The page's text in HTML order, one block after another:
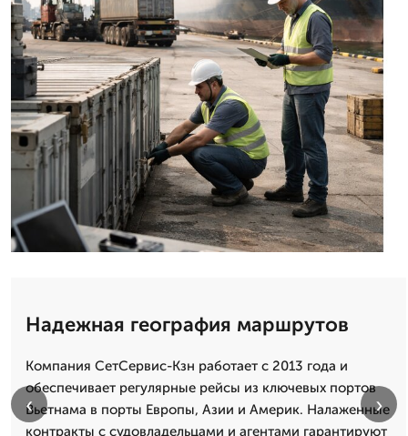
Надежная география маршрутов
Компания СетСервис-Кзн работает с 2013 года и
обеспечивает регулярные рейсы из ключевых портов
Вьетнама в порты Европы, Азии и Америк. Налаженные
контракты с судовладельцами и агентами гарантируют
‹ ›